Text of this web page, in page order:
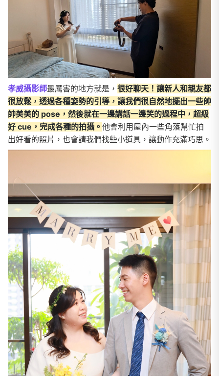
孝威攝影師最厲害的地方就是， 很好聊天 ！ 讓新人和親友都
很放鬆，透過各種姿勢的引導，讓我們很自然地擺出一些帥
帥美美的 pose，然後就在一邊講話一邊笑的過程中，超級
好 cue，完成各種的拍攝。 他會利用屋內一些角落幫忙拍
出好看的照片，也會請我們找些小道具，讓動作充滿巧思。